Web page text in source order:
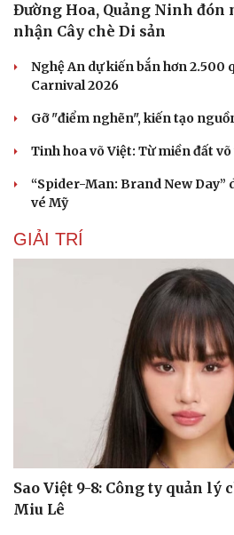
Đường Hoa, Quảng Ninh đón
nhận Cây chè Di sản
Nghệ An dự kiến bắn hơn 2.500
Carnival 2026
Gỡ "điểm nghẽn", kiến tạo
Tinh hoa võ Việt: Từ miền đất
“Spider-Man: Brand New Day”
vé Mỹ
GIẢI TRÍ
Sao Việt 9-8: Công ty quản lý
Miu Lê